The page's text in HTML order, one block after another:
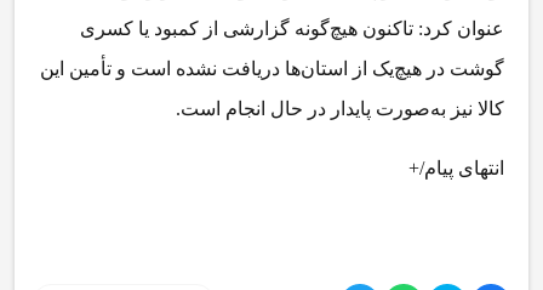
عنوان کرد: تاکنون هیچ‌گونه گزارشی از کمبود یا کسری
گوشت در هیچ‌یک از استان‌ها دریافت نشده است و تأمین این
کالا نیز به‌صورت پایدار در حال انجام است.
انتهای پیام/+